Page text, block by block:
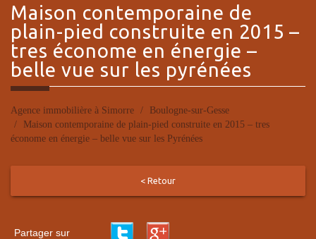
maison contemporaine de
plain-pied construite en 2015 –
tres économe en énergie –
belle vue sur les pyrénées
Agence immobilière à Simorre
Boulogne-sur-Gesse
Maison contemporaine de plain-pied construite en 2015 – tres
économe en énergie – belle vue sur les Pyrénées
< Retour
Partager sur